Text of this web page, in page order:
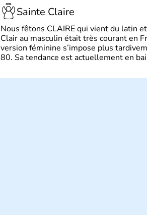
Sainte Claire
Nous fêtons CLAIRE qui vient du latin
Clair au masculin était très courant en
version féminine s’impose plus
80. Sa tendance est actuellement en